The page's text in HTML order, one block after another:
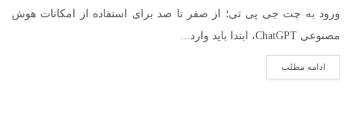
ورود به چت جی پی تی؛ از صفر تا صد برای استفاده از امکانات هوش
مصنوعی ChatGPT، ابتدا باید وارد...
ادامه مطلب